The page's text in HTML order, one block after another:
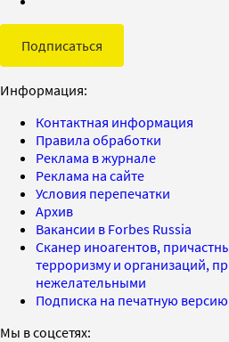
Подписаться
Информация:
Контактная информация
Правила обработки
Реклама в журнале
Реклама на сайте
Условия перепечатки
Архив
Вакансии в Forbes Russia
Сканер иноагентов,
терроризму и организаций,
нежелательными
Подписка на печатную
Мы в соцсетях: